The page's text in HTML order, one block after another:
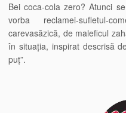
Bei coca-cola zero? Atunci
vorba reclamei-sufletul-
carevasăzică, de maleficul
în situația, inspirat descrisă
puț”.